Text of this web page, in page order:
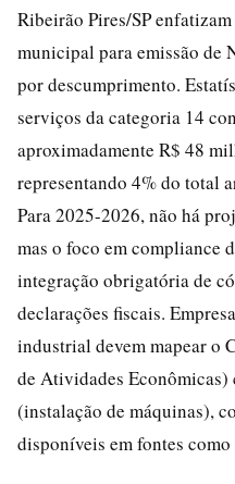
Ribeirão Pires/SP
municipal para emissão de
por descumprimento.
serviços da categoria 14
aproximadamente R$ 48
representando 4% do total
Para 2025-2026, não há
mas o foco em compliance
integração obrigatória de
declarações fiscais.
industrial devem mapear o
de Atividades
(instalação de máquinas),
disponíveis em fontes